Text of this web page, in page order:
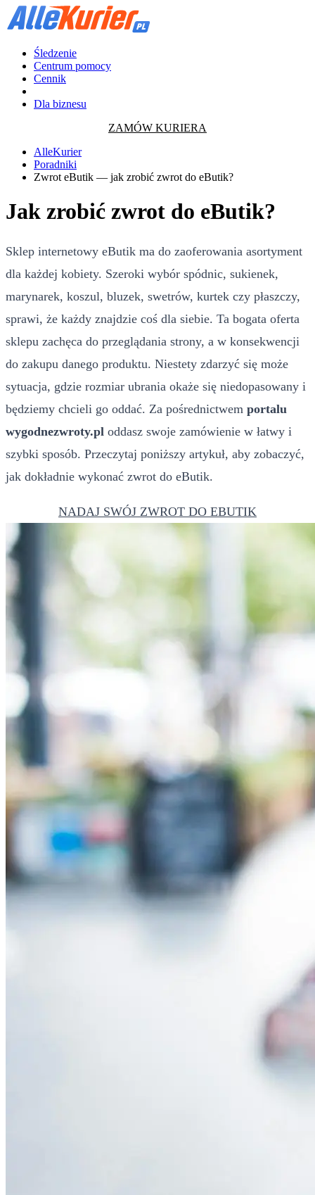
Śledzenie
Centrum pomocy
Cennik
Dla biznesu
ZAMÓW KURIERA
AlleKurier
Poradniki
Zwrot eButik — jak zrobić zwrot do eButik?
Jak zrobić zwrot do eButik?
Sklep internetowy eButik ma do zaoferowania asortyment
dla każdej kobiety. Szeroki wybór spódnic, sukienek,
marynarek, koszul, bluzek, swetrów, kurtek czy płaszczy,
sprawi, że każdy znajdzie coś dla siebie. Ta bogata oferta
sklepu zachęca do przeglądania strony, a w konsekwencji
do zakupu danego produktu. Niestety zdarzyć się może
sytuacja, gdzie rozmiar ubrania okaże się niedopasowany i
będziemy chcieli go oddać. Za pośrednictwem portalu
wygodnezwroty.pl oddasz swoje zamówienie w łatwy i
szybki sposób. Przeczytaj poniższy artykuł, aby zobaczyć,
jak dokładnie wykonać zwrot do eButik.
NADAJ SWÓJ ZWROT DO EBUTIK